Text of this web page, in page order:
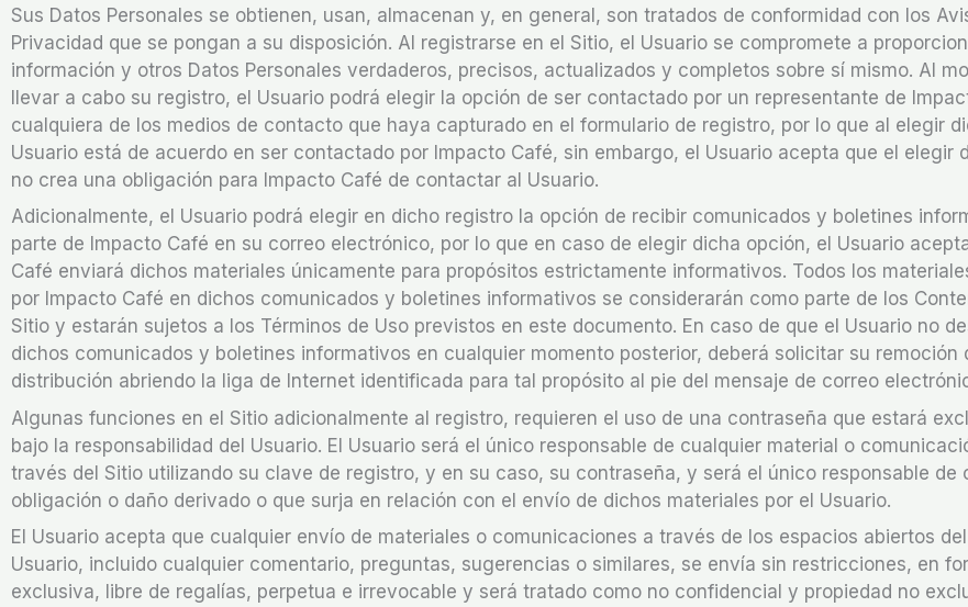
Sus Datos Personales se obtienen, usan, almacenan y, en general, son tratados de conformidad con los
Privacidad que se pongan a su disposición. Al registrarse en el Sitio, el Usuario se compromete a
información y otros Datos Personales verdaderos, precisos, actualizados y completos sobre sí mismo. Al
llevar a cabo su registro, el Usuario podrá elegir la opción de ser contactado por un representante de
cualquiera de los medios de contacto que haya capturado en el formulario de registro, por lo que al elegir
Usuario está de acuerdo en ser contactado por Impacto Café, sin embargo, el Usuario acepta que el elegir
no crea una obligación para Impacto Café de contactar al Usuario.
Adicionalmente, el Usuario podrá elegir en dicho registro la opción de recibir comunicados y boletines
parte de Impacto Café en su correo electrónico, por lo que en caso de elegir dicha opción, el Usuario
Café enviará dichos materiales únicamente para propósitos estrictamente informativos. Todos los
por Impacto Café en dichos comunicados y boletines informativos se considerarán como parte de los
Sitio y estarán sujetos a los Términos de Uso previstos en este documento. En caso de que el Usuario no
dichos comunicados y boletines informativos en cualquier momento posterior, deberá solicitar su remoción
distribución abriendo la liga de Internet identificada para tal propósito al pie del mensaje de correo
Algunas funciones en el Sitio adicionalmente al registro, requieren el uso de una contraseña que estará
bajo la responsabilidad del Usuario. El Usuario será el único responsable de cualquier material o
través del Sitio utilizando su clave de registro, y en su caso, su contraseña, y será el único responsable de
obligación o daño derivado o que surja en relación con el envío de dichos materiales por el Usuario.
El Usuario acepta que cualquier envío de materiales o comunicaciones a través de los espacios abiertos del
Usuario, incluido cualquier comentario, preguntas, sugerencias o similares, se envía sin restricciones, en
exclusiva, libre de regalías, perpetua e irrevocable y será tratado como no confidencial y propiedad no